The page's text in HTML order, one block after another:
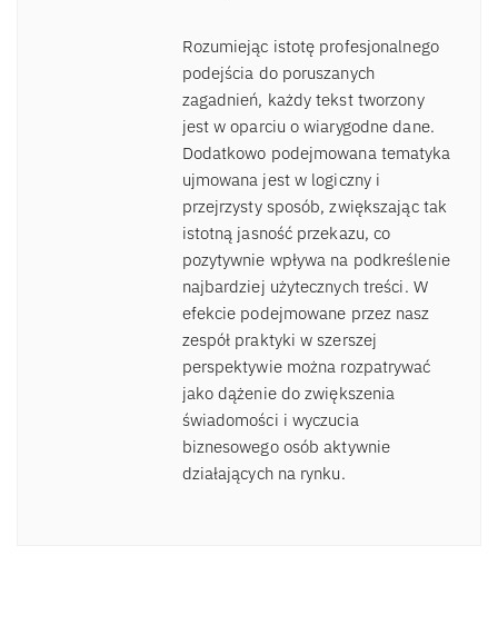
Rozumiejąc istotę profesjonalnego
podejścia do poruszanych
zagadnień, każdy tekst tworzony
jest w oparciu o wiarygodne dane.
Dodatkowo podejmowana tematyka
ujmowana jest w logiczny i
przejrzysty sposób, zwiększając tak
istotną jasność przekazu, co
pozytywnie wpływa na podkreślenie
najbardziej użytecznych treści. W
efekcie podejmowane przez nasz
zespół praktyki w szerszej
perspektywie można rozpatrywać
jako dążenie do zwiększenia
świadomości i wyczucia
biznesowego osób aktywnie
działających na rynku.